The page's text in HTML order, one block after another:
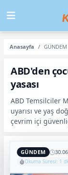
Anasayfa GÜNDEM
ABD'den
yasası
ABD Temsilciler
uyarısı ve yaş
çevrim içi
GÜNDEM
Okuma Süresi: 1